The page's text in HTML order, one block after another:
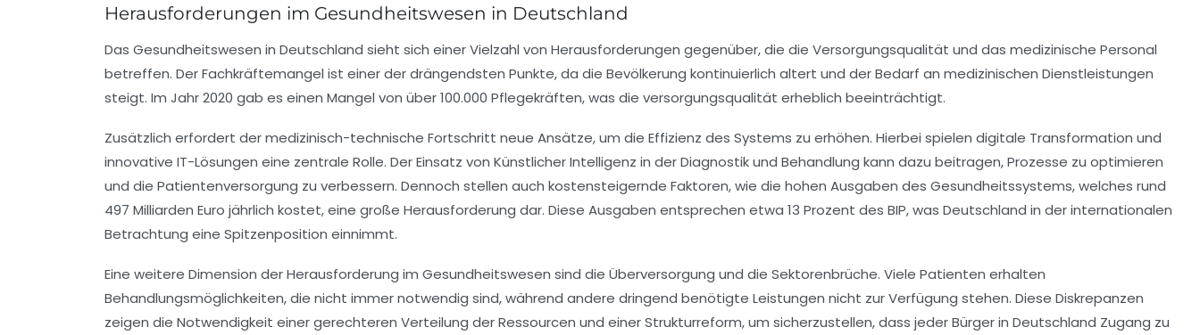
Herausforderungen im Gesundheitswesen in Deutschland
Das Gesundheitswesen in Deutschland sieht sich einer Vielzahl von Herausforderungen gegenüber, die die Versorgungsqualität und das medizinische Personal
betreffen. DerFachkräftemangel ist einer der drängendsten Punkte, da die Bevölkerung kontinuierlich altert und der Bedarf an medizinischen Dienstleistungen
steigt. Im Jahr 2020 gab es einen Mangel von über100.000 Pflegekräften, was die versorgungsqualität erheblich beeinträchtigt.
Zusätzlich erfordert dermedizinisch-technische Fortschritt neue Ansätze, um die Effizienz des Systems zu erhöhen. Hierbei spielen digitale Transformation und
innovative IT-Lösungen eine zentrale Rolle. Der Einsatz von Künstlicher Intelligenz in der Diagnostik und Behandlung kann dazu beitragen, Prozesse zu optimieren
und die Patientenversorgung zu verbessern. Dennoch stellen auch kostensteigernde Faktoren, wie die hohen Ausgaben des Gesundheitssystems, welches rund
497 Milliarden Euro jährlich kostet, eine große Herausforderung dar. Diese Ausgaben entsprechen etwa 13 Prozent des BIP, was Deutschland in der internationalen
Betrachtung eine Spitzenposition einnimmt.
Eine weitere Dimension der Herausforderung im Gesundheitswesen sind die Überversorgung und die Sektorenbrüche. Viele Patienten erhalten
Behandlungsmöglichkeiten, die nicht immer notwendig sind, während andere dringend benötigte Leistungen nicht zur Verfügung stehen. Diese Diskrepanzen
zeigen die Notwendigkeit einer gerechteren Verteilung derRessourcen und einer Strukturreform, um sicherzustellen, dass jeder Bürger in Deutschland Zugang zu